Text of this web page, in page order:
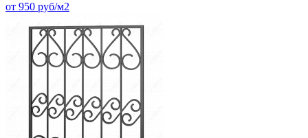
от 950 руб/м2